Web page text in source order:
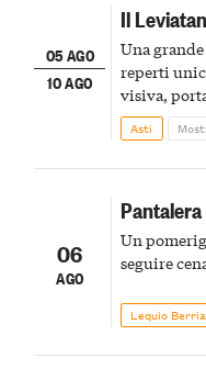
05 AGO
10 AGO
Il
Una
reperti
visiva,
della scena
Asti
06
AGO
Un
seguire
Lequio Berria